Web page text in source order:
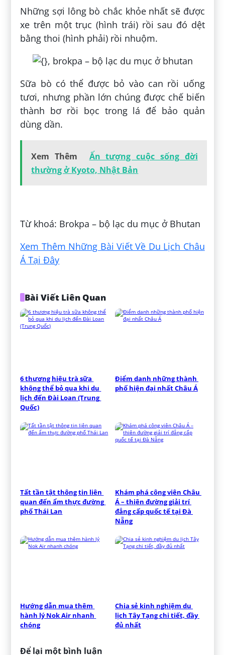
Những sợi lông bò chắc khỏe nhất sẽ được
xe trên một trục (hình trái) rồi sau đó dệt
bằng thoi (hình phải) rồi nhuộm.
Sữa bò có thể được bỏ vào can rồi uống
tươi, nhưng phần lớn chúng được chế biến
thành bơ rồi bọc trong lá để bảo quản
dùng dần.
Xem Thêm
Ấn tượng cuộc sống đời
thường ở Kyoto, Nhật Bản
Từ khoá: Brokpa – bộ lạc du mục ở Bhutan
Xem Thêm Những Bài Viết Về Du Lịch Châu
Á Tại Đây
Bài Viết Liên Quan
6 thương hiệu trà sữa
không thể bỏ qua khi du
lịch đến Đài Loan (Trung
Quốc)
Điểm danh những thành
phố hiện đại nhất Châu Á
Tất tần tật thông tin liên
quan đến ẩm thực đường
phố Thái Lan
Khám phá công viên Châu
Á – thiên đường giải trí
đẳng cấp quốc tế tại Đà
Nẵng
Hướng dẫn mua thêm
hành lý Nok Air nhanh
chóng
Chia sẻ kinh nghiệm du
lịch Tây Tạng chi tiết, đầy
đủ nhất
Để lại một bình luận